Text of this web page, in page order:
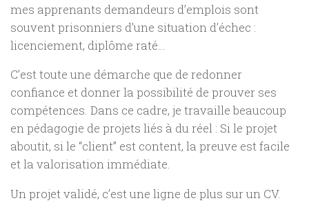
mes apprenants demandeurs d’emplois sont
souvent prisonniers d’une situation d’échec :
licenciement, diplôme raté…
C’est toute une démarche que de redonner
confiance et donner la possibilité de prouver ses
compétences. Dans ce cadre, je travaille beaucoup
en pédagogie de projets liés à du réel : Si le projet
aboutit, si le “client” est content, la preuve est facile
et la valorisation immédiate.
Un projet validé, c’est une ligne de plus sur un CV.